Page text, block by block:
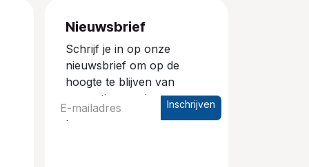
Nieuwsbrief
Schrijf je in op onze
nieuwsbrief om op de
hoogte te blijven van
promoties en nieuwe
producten.
Inschrijven